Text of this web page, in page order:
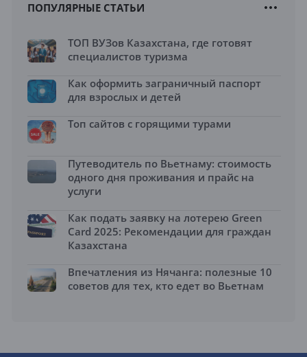
ПОПУЛЯРНЫЕ СТАТЬИ
ТОП ВУЗов Казахстана, где готовят
специалистов туризма
Как оформить заграничный паспорт
для взрослых и детей
Топ сайтов с горящими турами
Путеводитель по Вьетнаму: стоимость
одного дня проживания и прайс на
услуги
Как подать заявку на лотерею Green
Card 2025: Рекомендации для граждан
Казахстана
Впечатления из Нячанга: полезные 10
советов для тех, кто едет во Вьетнам